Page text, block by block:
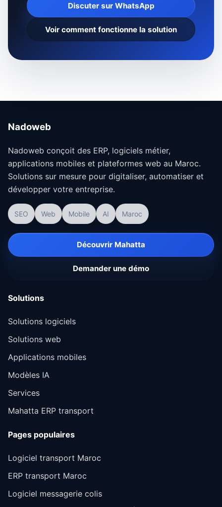
Discuter sur WhatsApp
Voir comment fonctionne la solution
Nadoweb
Nadoweb conçoit des ERP, logiciels métier,
applications mobiles et plateformes web au Maroc.
Solutions sur mesure pour digitaliser, automatiser et
développer votre entreprise.
SEO Web Mobile AI Maroc
Découvrir Mahatta
Demander une démo
Solutions
Solutions logiciels
Solutions web
Applications mobiles
Modèles IA
Services
Mahatta ERP transport
Pages populaires
Logiciel transport Maroc
ERP transport Maroc
Logiciel messagerie colis